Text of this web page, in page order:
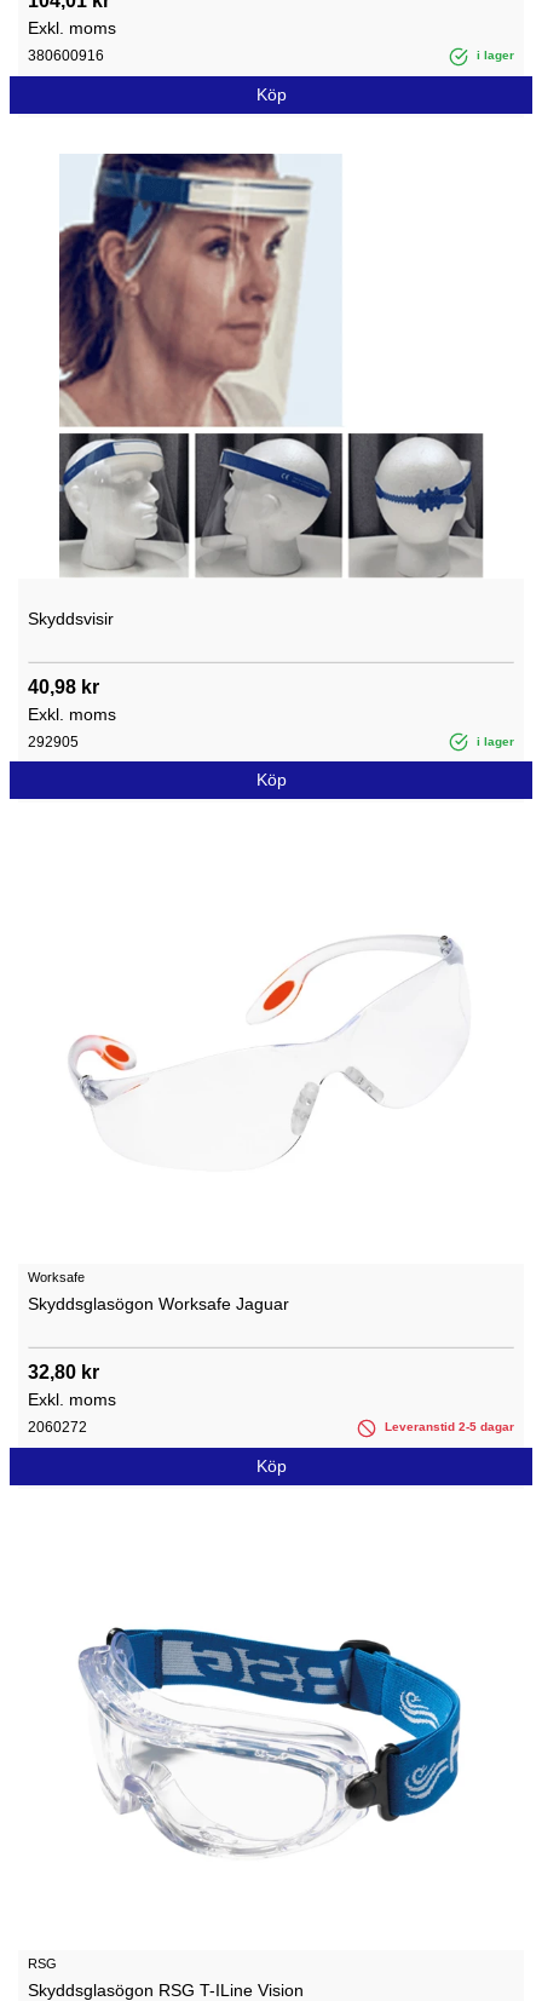
Exkl. moms
380600916 i lager
Köp
Skyddsvisir
40,98 kr
Exkl. moms
292905 i lager
Köp
Worksafe
Skyddsglasögon Worksafe Jaguar
32,80 kr
Exkl. moms
2060272 Leveranstid 2-5 dagar
Köp
RSG
Skyddsglasögon RSG T-ILine Vision